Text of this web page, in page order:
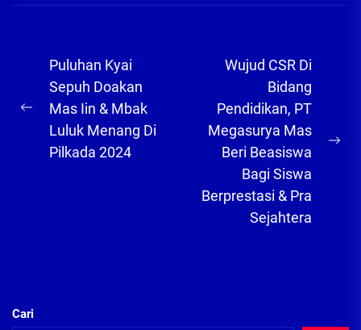
Navigasi
pos
Previous
post:
Puluhan Kyai
Sepuh Doakan
Mas Iin & Mbak
Luluk Menang Di
Pilkada 2024
Wujud CSR Di
Bidang
Pendidikan, PT
Megasurya Mas
Beri Beasiswa
Bagi Siswa
Berprestasi & Pra
Sejahtera
Cari